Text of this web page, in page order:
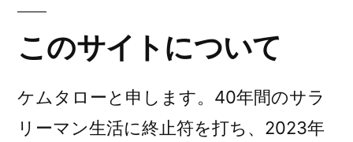
このサイトについて
ケムタローと申します。40年間のサラ
リーマン生活に終止符を打ち、2023年